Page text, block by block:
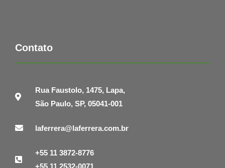
Contato
Rua Faustolo, 1475, Lapa,
São Paulo, SP, 05041-001
laferrera@laferrera.com.br
+55 11 3872-8776
+55 11 2532-0071